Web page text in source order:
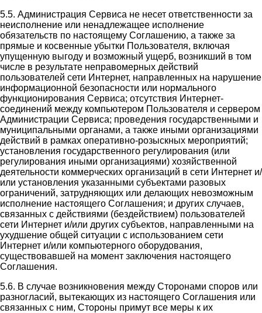
5.5. Администрация Сервиса не несет ответственности за
неисполнение или ненадлежащее исполнение
обязательств по настоящему Соглашению, а также за
прямые и косвенные убытки Пользователя, включая
упущенную выгоду и возможный ущерб, возникший в том
числе в результате неправомерных действий
пользователей сети Интернет, направленных на нарушение
информационной безопасности или нормального
функционирования Сервиса; отсутствия Интернет-
соединений между компьютером Пользователя и сервером
Администрации Сервиса; проведения государственными и
муниципальными органами, а также иными организациями
действий в рамках оперативно-розыскных мероприятий;
установления государственного регулирования (или
регулирования иными организациями) хозяйственной
деятельности коммерческих организаций в сети Интернет и/
или установления указанными субъектами разовых
ограничений, затрудняющих или делающих невозможным
исполнение настоящего Соглашения; и других случаев,
связанных с действиями (бездействием) пользователей
сети Интернет и/или других субъектов, направленными на
ухудшение общей ситуации с использованием сети
Интернет и/или компьютерного оборудования,
существовавшей на момент заключения настоящего
Соглашения.
5.6. В случае возникновения между Сторонами споров или
разногласий, вытекающих из настоящего Соглашения или
связанных с ним, Стороны примут все меры к их